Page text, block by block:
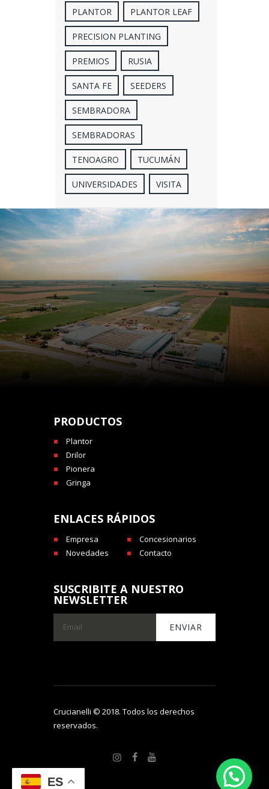
PLANTOR PLANTOR LEAF
PRECISION PLANTING
PREMIOS RUSIA
SANTA FE SEEDERS
SEMBRADORA
SEMBRADORAS
TENOAGRO TUCUMÁN
UNIVERSIDADES VISITA
PRODUCTOS
Plantor
Drilor
Pionera
Gringa
ENLACES RÁPIDOS
Empresa
Concesionarios
Novedades
Contacto
SUSCRIBITE A NUESTRO
NEWSLETTER
Crucianelli © 2018. Todos los derechos
reservados.
ES